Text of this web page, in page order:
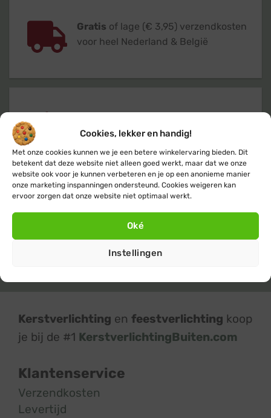
Cookies, lekker en handig!
Met onze cookies kunnen we je een betere winkelervaring bieden. Dit
betekent dat deze website niet alleen goed werkt, maar dat we onze
website ook voor je kunnen verbeteren en je op een anonieme manier
onze marketing inspanningen ondersteund. Cookies weigeren kan
ervoor zorgen dat onze website niet optimaal werkt.
Oké
Instellingen
Gratis of lage (€ 3,95) verzendkosten
voor heel Nederland & België
Verzendingbinnen 24 uurop
werkdagen (maandag t/m vrijdag)
Klanten geven ons een 9,4op basis van
beoordelingen
Kerstverlichting en feestverlichting koop
je bij de #1 KerstverlichtingBuiten.com
Klantenservice
Verzendkosten
Levertijd